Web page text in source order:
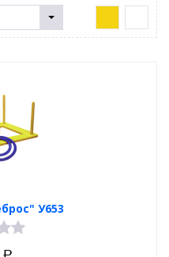
У653
Р